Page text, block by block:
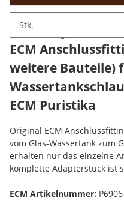
Stk.
Beschreibung
ECM
weitere Bauteile)
ECM Puristika
Original ECM
vom Glas-Wassertank zum
erhalten nur das einzelne
komplette Adapterstück ist
ECM Artikelnummer: